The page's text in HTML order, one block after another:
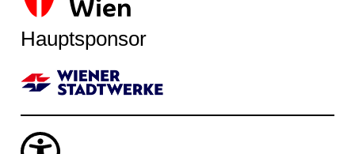
Hauptsponsor